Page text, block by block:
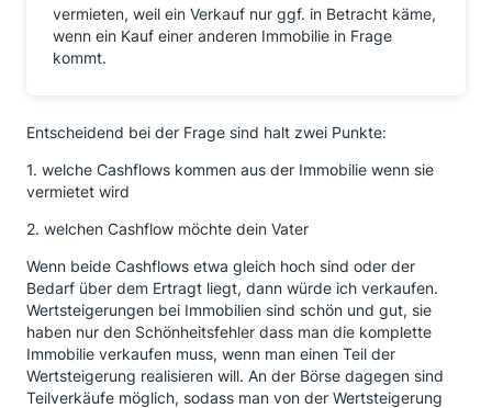
vermieten, weil ein Verkauf nur ggf. in Betracht käme,
wenn ein Kauf einer anderen Immobilie in Frage
kommt.
Entscheidend bei der Frage sind halt zwei Punkte:
1. welche Cashflows kommen aus der Immobilie wenn sie
vermietet wird
2. welchen Cashflow möchte dein Vater
Wenn beide Cashflows etwa gleich hoch sind oder der
Bedarf über dem Ertragt liegt, dann würde ich verkaufen.
Wertsteigerungen bei Immobilien sind schön und gut, sie
haben nur den Schönheitsfehler dass man die komplette
Immobilie verkaufen muss, wenn man einen Teil der
Wertsteigerung realisieren will. An der Börse dagegen sind
Teilverkäufe möglich, sodass man von der Wertsteigerung